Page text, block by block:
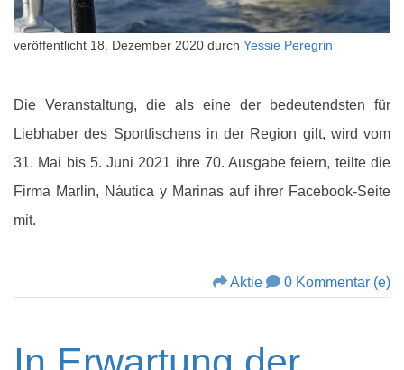
veröffentlicht 18. Dezember 2020 durch Yessie Peregrin
Die Veranstaltung, die als eine der bedeutendsten für
Liebhaber des Sportfischens in der Region gilt, wird vom
31. Mai bis 5. Juni 2021 ihre 70. Ausgabe feiern, teilte die
Firma Marlin, Náutica y Marinas auf ihrer Facebook-Seite
mit.
Aktie 0 Kommentar (e)